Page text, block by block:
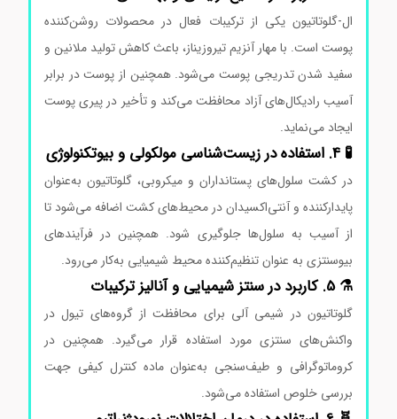
ال-گلوتاتیون یکی از ترکیبات فعال در محصولات روشن‌کننده
پوست است. با مهار آنزیم تیروزیناز، باعث کاهش تولید ملانین و
سفید شدن تدریجی پوست می‌شود. همچنین از پوست در برابر
آسیب رادیکال‌های آزاد محافظت می‌کند و تأخیر در پیری پوست
ایجاد می‌نماید.
در کشت سلول‌های پستانداران و میکروبی، گلوتاتیون به‌عنوان
پایدارکننده و آنتی‌اکسیدان در محیط‌های کشت اضافه می‌شود تا
از آسیب به سلول‌ها جلوگیری شود. همچنین در فرآیندهای
بیوسنتزی به عنوان تنظیم‌کننده محیط شیمیایی به‌کار می‌رود.
گلوتاتیون در شیمی آلی برای محافظت از گروه‌های تیول در
واکنش‌های سنتزی مورد استفاده قرار می‌گیرد. همچنین در
کروماتوگرافی و طیف‌سنجی به‌عنوان ماده کنترل کیفی جهت
بررسی خلوص استفاده می‌شود.